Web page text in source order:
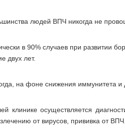
людей ВПЧ никогда не
в 90% случаев при развитии
двух лет.
на фоне снижения иммунитета и
клинике осуществляется
от вирусов, прививка от ВПЧ.